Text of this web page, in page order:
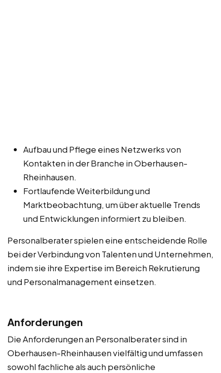
Aufbau und Pflege eines Netzwerks von
Kontakten in der Branche in Oberhausen-
Rheinhausen.
Fortlaufende Weiterbildung und
Marktbeobachtung, um über aktuelle Trends
und Entwicklungen informiert zu bleiben.
Personalberater spielen eine entscheidende Rolle
bei der Verbindung von Talenten und Unternehmen,
indem sie ihre Expertise im Bereich Rekrutierung
und Personalmanagement einsetzen.
Anforderungen
Die Anforderungen an Personalberater sind in
Oberhausen-Rheinhausen vielfältig und umfassen
sowohl fachliche als auch persönliche